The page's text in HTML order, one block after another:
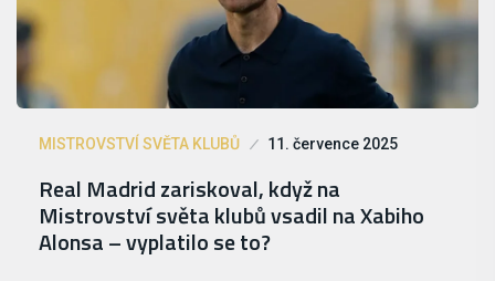
MISTROVSTVÍ SVĚTA KLUBŮ 11. července 2025
Real Madrid zariskoval, když na
Mistrovství světa klubů vsadil na Xabiho
Alonsa – vyplatilo se to?